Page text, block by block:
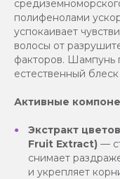
полифенолами
успокаивает
волосы от
факторов. Шампунь
естественный
Активные
Экстракт
Fruit Extract) —
снимает
и укрепляет